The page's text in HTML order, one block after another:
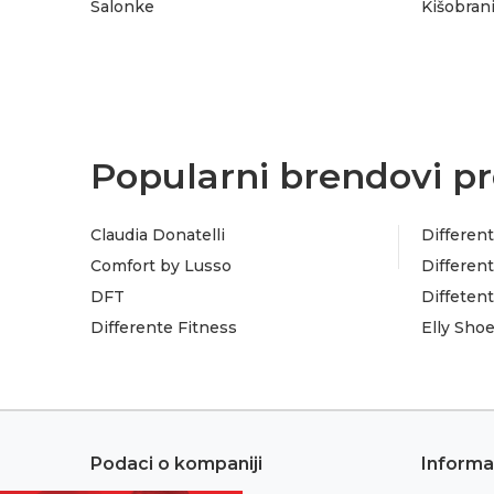
Salonke Kišobrani
Popularni brendovi
Claudia Donatelli
Comfort by Lusso
DFT
Differente Fitness
Elly
Podaci o kompaniji